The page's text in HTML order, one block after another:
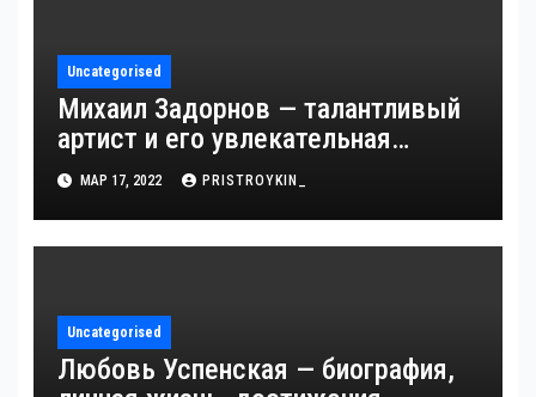
Uncategorised
Михаил Задорнов — талантливый
артист и его увлекательная
биография — выдающиеся
достижения, известность и
интересные факты из личной
МАР 17, 2022 PRISTROYKIN_
Uncategorised
Любовь Успенская — биография,